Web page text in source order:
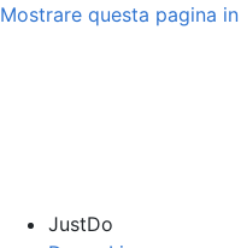
Mostrare questa pagina in
JustDo